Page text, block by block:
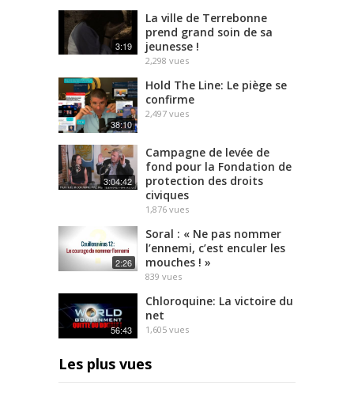
3:19
La ville de Terrebonne
prend grand soin de sa
jeunesse !
2,298 vues
38:10
Hold The Line: Le piège se
confirme
2,497 vues
3:04:42
Campagne de levée de
fond pour la Fondation de
protection des droits
civiques
1,876 vues
2:26
Soral : « Ne pas nommer
l’ennemi, c’est enculer les
mouches ! »
839 vues
56:43
Chloroquine: La victoire du
net
1,605 vues
Les plus vues